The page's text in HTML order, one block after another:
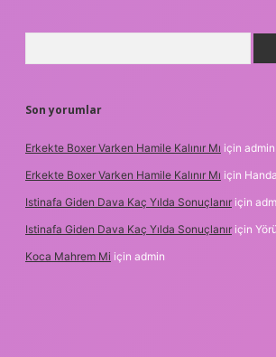
Son yorumlar
Erkekte Boxer Varken Hamile Kalınır Mı için admin
Erkekte Boxer Varken Hamile Kalınır Mı için
Istinafa Giden Dava Kaç Yılda Sonuçlanır için
Istinafa Giden Dava Kaç Yılda Sonuçlanır için
Koca Mahrem Mi için admin